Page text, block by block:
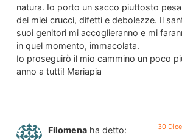
natura. Io porto un sacco piuttosto
dei miei crucci, difetti e debolezze. Il
suoi genitori mi accoglieranno e mi
in quel momento, immacolata.
Io proseguirò il mio cammino un poco
anno a tutti! Mariapia
Filomena ha detto: 30